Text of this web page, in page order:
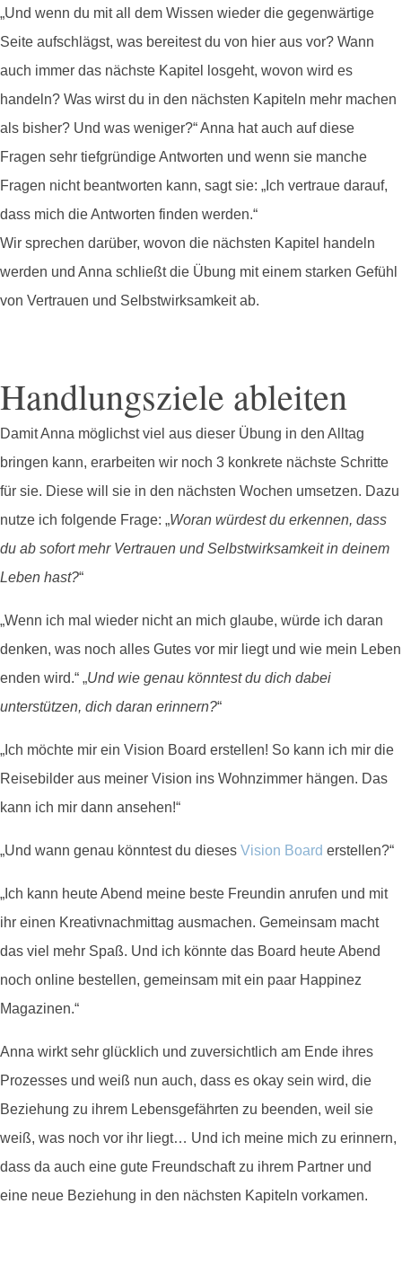
„Und wenn du mit all dem Wissen wieder die gegenwärtige
Seite aufschlägst, was bereitest du von hier aus vor? Wann
auch immer das nächste Kapitel losgeht, wovon wird es
handeln? Was wirst du in den nächsten Kapiteln mehr machen
als bisher? Und was weniger?“ Anna hat auch auf diese
Fragen sehr tiefgründige Antworten und wenn sie manche
Fragen nicht beantworten kann, sagt sie: „Ich vertraue darauf,
dass mich die Antworten finden werden.“
Wir sprechen darüber, wovon die nächsten Kapitel handeln
werden und Anna schließt die Übung mit einem starken Gefühl
von Vertrauen und Selbstwirksamkeit ab.
Handlungsziele ableiten
Damit Anna möglichst viel aus dieser Übung in den Alltag
bringen kann, erarbeiten wir noch 3 konkrete nächste Schritte
für sie. Diese will sie in den nächsten Wochen umsetzen. Dazu
nutze ich folgende Frage: „Woran würdest du erkennen, dass
du ab sofort mehr Vertrauen und Selbstwirksamkeit in deinem
Leben hast?“
„Wenn ich mal wieder nicht an mich glaube, würde ich daran
denken, was noch alles Gutes vor mir liegt und wie mein Leben
enden wird.“ „Und wie genau könntest du dich dabei
unterstützen, dich daran erinnern?“
„Ich möchte mir ein Vision Board erstellen! So kann ich mir die
Reisebilder aus meiner Vision ins Wohnzimmer hängen. Das
kann ich mir dann ansehen!“
„Und wann genau könntest du dieses Vision Board erstellen?“
„Ich kann heute Abend meine beste Freundin anrufen und mit
ihr einen Kreativnachmittag ausmachen. Gemeinsam macht
das viel mehr Spaß. Und ich könnte das Board heute Abend
noch online bestellen, gemeinsam mit ein paar Happinez
Magazinen.“
Anna wirkt sehr glücklich und zuversichtlich am Ende ihres
Prozesses und weiß nun auch, dass es okay sein wird, die
Beziehung zu ihrem Lebensgefährten zu beenden, weil sie
weiß, was noch vor ihr liegt… Und ich meine mich zu erinnern,
dass da auch eine gute Freundschaft zu ihrem Partner und
eine neue Beziehung in den nächsten Kapiteln vorkamen.